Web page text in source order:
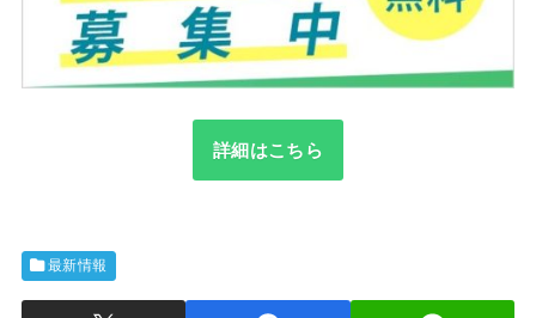
詳細はこちら
最新情報